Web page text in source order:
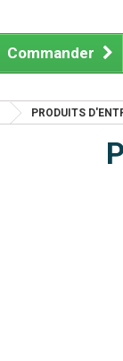
Commander
PRODUITS